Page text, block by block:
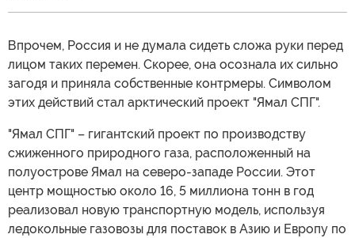
Впрочем, Россия и не думала сидеть сложа руки перед
лицом таких перемен. Скорее, она осознала их сильно
загодя и приняла собственные контрмеры. Символом
этих действий стал арктический проект "Ямал СПГ".
"Ямал СПГ" – гигантский проект по производству
сжиженного природного газа, расположенный на
полуострове Ямал на северо-западе России. Этот
центр мощностью около 16, 5 миллиона тонн в год
реализовал новую транспортную модель, используя
ледокольные газовозы для поставок в Азию и Европу по